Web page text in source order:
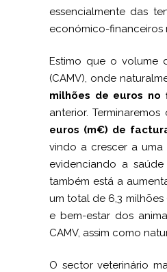
essencialmente das
económico-financeiros
Estimo que o volume
(CAMV), onde
milhões de euros no
anterior.
euros (m€) de
vindo a crescer a uma
evidenciando a
também está a
um total de 6,3
e bem-estar dos
CAMV, assim como
O sector veterinário